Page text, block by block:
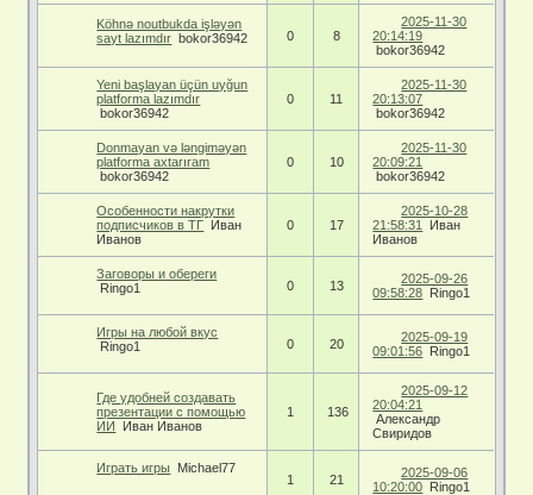
Köhnə noutbukda işləyən
sayt lazımdır bokor36942 0 8
2025-11-30
20:14:19
bokor36942
Yeni başlayan üçün uyğun
platforma lazımdır
bokor36942
0 11
2025-11-30
20:13:07
bokor36942
Donmayan və ləngiməyən
platforma axtarıram
bokor36942
0 10
2025-11-30
20:09:21
bokor36942
Особенности накрутки
подписчиков в ТГ Иван
Иванов
0 17
2025-10-28
21:58:31
Иван
Иванов
Заговоры и обереги
Ringo1
0 13
2025-09-26
09:58:28 Ringo1
Игры на любой вкус
Ringo1
0 20
2025-09-19
09:01:56 Ringo1
Где удобней создавать
презентации с помощью
ИИ
Иван Иванов
1 136
2025-09-12
20:04:21
Александр
Свиридов
Играть игры Michael77
1
21
2025-09-06
10:20:00 Ringo1